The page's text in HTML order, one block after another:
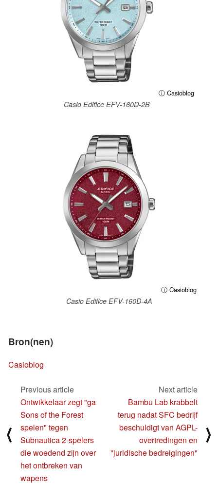
ⓘ Casioblog
Casio Edifice EFV-160D-2B
ⓘ Casioblog
Casio Edifice EFV-160D-4A
Bron(nen)
Casioblog
⟨
Previous article
Ontwikkelaar zegt "ga
Sons of the Forest
spelen" tegen
Subnautica 2-spelers
die woedend zijn over
het ontbreken van
wapens
Next article
Bambu Lab krabbelt
terug nadat SFC bedrijf
beschuldigt van AGPL-
overtredingen en
"juridische bedreigingen"
⟩